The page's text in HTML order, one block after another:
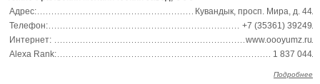
Адрес:
Кувандык, просп. Мира, д. 44
Телефон:
+7 (35361) 39249
Интернет:
www.oooyumz.ru
Alexa Rank:
1 837 044
Подробнее